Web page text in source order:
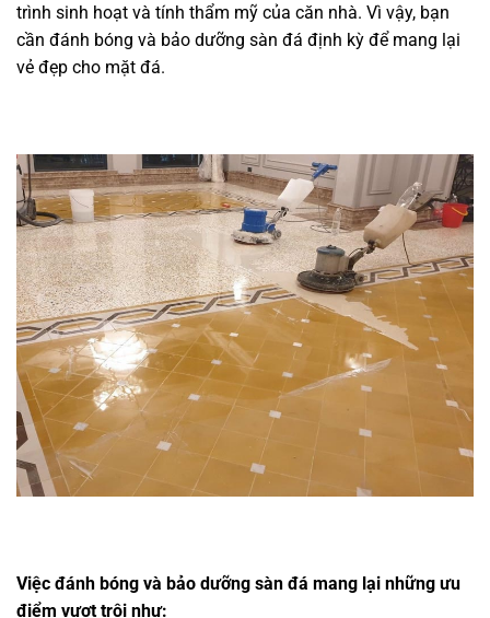
trình sinh hoạt và tính thẩm mỹ của căn nhà. Vì vậy, bạn
cần đánh bóng và bảo dưỡng sàn đá định kỳ để mang lại
vẻ đẹp cho mặt đá.
Việc đánh bóng và bảo dưỡng sàn đá mang lại những ưu
điểm vượt trội như: